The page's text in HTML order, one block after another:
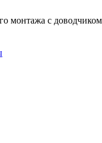
монтажа с